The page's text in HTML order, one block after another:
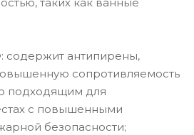
таких как ванные
антипирены,
сопротивляемость
подходящим для
с повышенными
безопасности;